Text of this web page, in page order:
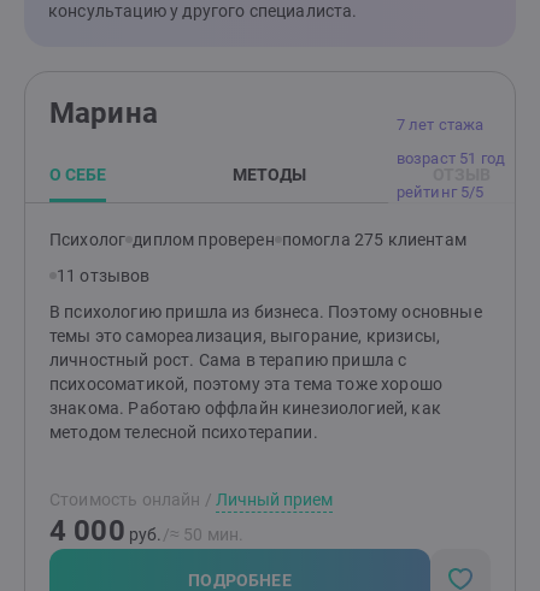
консультацию у другого специалиста.
7 лет стажа
возраст 51 год
рейтинг 5/5
Марина
О СЕБЕ МЕТОДЫ
Психолог диплом проверен помогла 275 клиентам
11 отзывов
В психологию пришла из бизнеса. Поэтому основные
темы это самореализация, выгорание, кризисы,
личностный рост. Сама в терапию пришла с
психосоматикой, поэтому эта тема тоже хорошо
знакома. Работаю оффлайн кинезиологией, как
методом телесной психотерапии.
Стоимость онлайн / Личный прием
4 000 руб. /≈ 50 мин.
ПОДРОБНЕЕ